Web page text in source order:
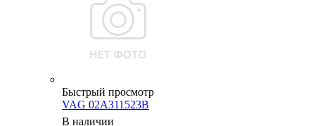
Быстрый просмотр
VAG 02A311523B
В наличии